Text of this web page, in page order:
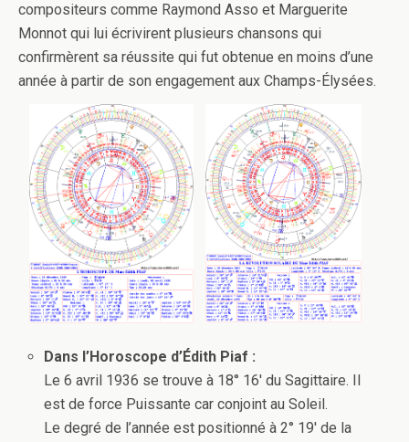
compositeurs comme Raymond Asso et Marguerite
Monnot qui lui écrivirent plusieurs chansons qui
confirmèrent sa réussite qui fut obtenue en moins d’une
année à partir de son engagement aux Champs-Élysées.
Dans l’Horoscope d’Édith Piaf :
Le 6 avril 1936 se trouve à 18° 16′ du Sagittaire. Il
est de force Puissante car conjoint au Soleil.
Le degré de l’année est positionné à 2° 19′ de la